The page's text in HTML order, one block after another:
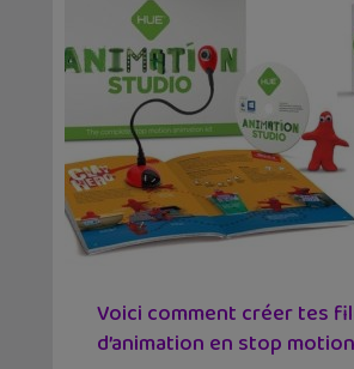
Voici comment créer tes
d’animation en stop